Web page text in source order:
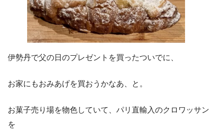
伊勢丹で父の日のプレゼントを買ったついでに、
お家にもおみあげを買おうかなあ、と。
お菓子売り場を物色していて、パリ直輸入のクロワッサン
を